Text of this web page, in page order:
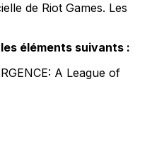
de Riot Games. Les
éléments suivants :
A League of